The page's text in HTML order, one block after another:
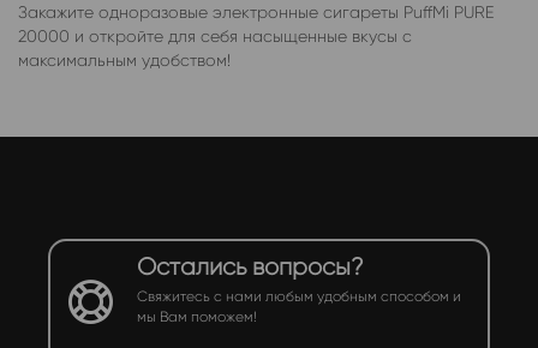
Закажите одноразовые электронные сигареты PuffMi PURE
20000 и откройте для себя насыщенные вкусы с
максимальным удобством!
Остались вопросы?
Свяжитесь с нами любым удобным способом и
мы Вам поможем!